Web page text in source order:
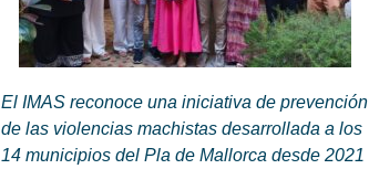
El IMAS reconoce una iniciativa de prevención
de las violencias machistas desarrollada a los
14 municipios del Pla de Mallorca desde 2021